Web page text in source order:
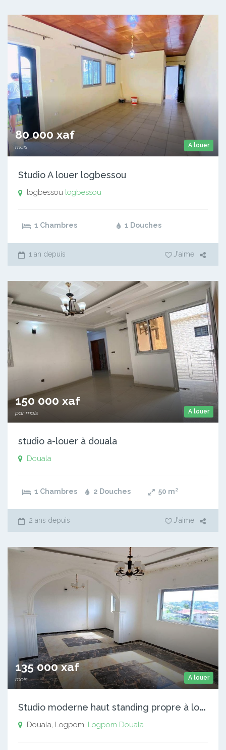
A louer
80 000 xaf
mois
Studio A louer logbessou
logbessou logbessou
1 Chambres 1 Douches
1 an depuis J'aime
A louer
150 000 xaf
par mois
studio a-louer à douala
Douala
1 Chambres 2 Douches 50 m²
2 ans depuis J'aime
A louer
135 000 xaf
mois
S
tudio moderne haut standing propre à louer Douala Logpom
Douala, Logpom, Logpom Douala